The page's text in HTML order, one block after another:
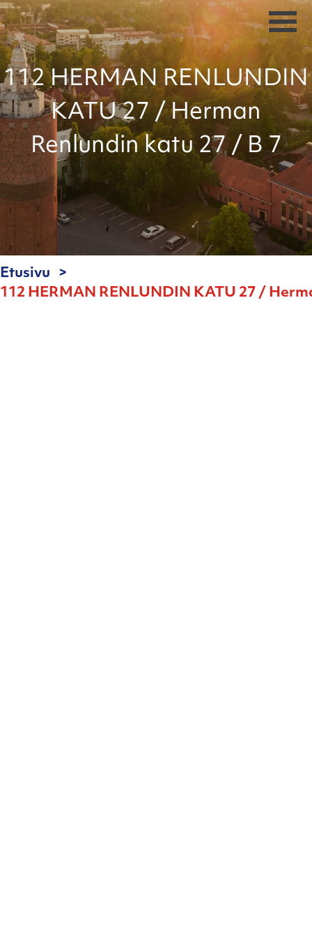
112 HERMAN RENLUNDIN
KATU 27 / Herman
Renlundin katu 27 / B 7
Etusivu
112 HERMAN RENLUNDIN KATU 27 /